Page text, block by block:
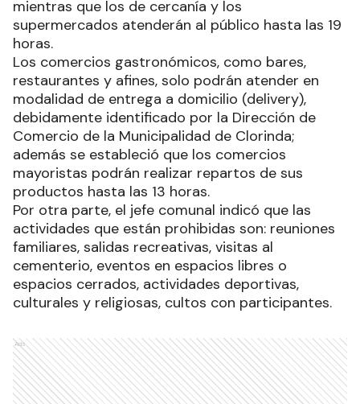
mientras que los de cercanía y los
supermercados atenderán al público hasta las 19
horas.
Los comercios gastronómicos, como bares,
restaurantes y afines, solo podrán atender en
modalidad de entrega a domicilio (delivery),
debidamente identificado por la Dirección de
Comercio de la Municipalidad de Clorinda;
además se estableció que los comercios
mayoristas podrán realizar repartos de sus
productos hasta las 13 horas.
Por otra parte, el jefe comunal indicó que las
actividades que están prohibidas son: reuniones
familiares, salidas recreativas, visitas al
cementerio, eventos en espacios libres o
espacios cerrados, actividades deportivas,
culturales y religiosas, cultos con participantes.
Ads